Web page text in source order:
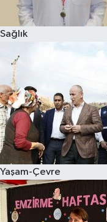
Sağlık
Yaşam-Çevre